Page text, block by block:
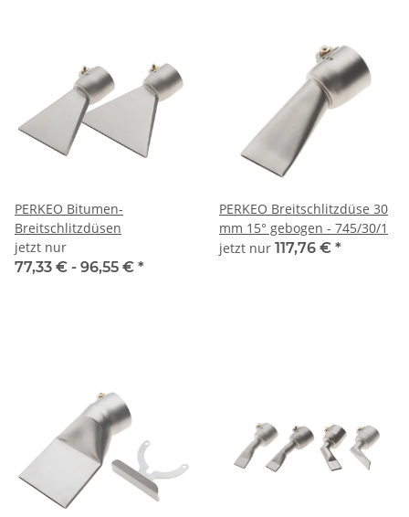
PERKEO Bitumen-
Breitschlitzdüsen
jetzt nur
77,33 € - 96,55 € *
PERKEO Breitschlitzdüse 30
mm 15° gebogen - 745/30/1
jetzt nur 117,76 € *